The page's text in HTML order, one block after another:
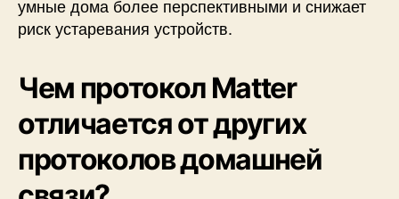
умные дома более перспективными и снижает
риск устаревания устройств.
Чем протокол Matter
отличается от других
протоколов домашней